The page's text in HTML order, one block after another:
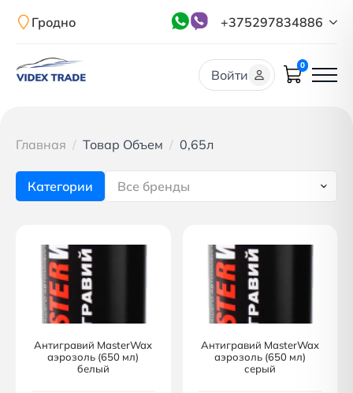
Гродно +375297834886
Войти
0
Главная Товар Объем 0,65л
Категории Все бренды
Антигравий MasterWax
аэрозоль (650 мл)
белый
Антигравий MasterWax
аэрозоль (650 мл)
серый